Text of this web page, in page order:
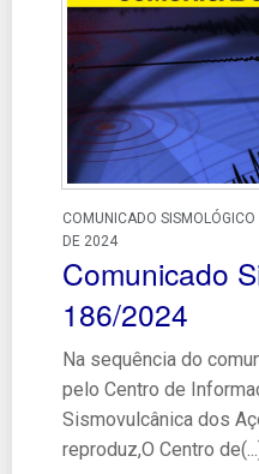
COMUNICADO
DE 2024
Comunicado
186/2024
Na sequência do
pelo Centro de
Sismovulcânica dos
reproduz,O Centro